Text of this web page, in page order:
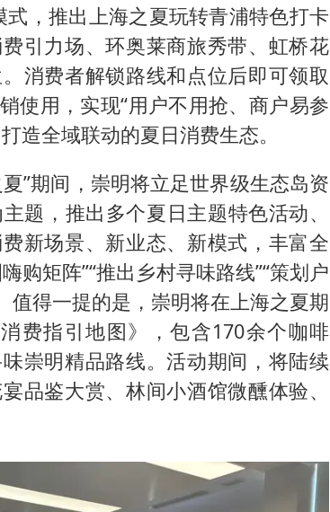
式，推出上海之夏玩转青浦特色打卡
引力场、环奥莱商旅秀带、虹桥花
消费者解锁路线和点位后即可领取
使用，实现“用户不用抢、商户易参
造全域联动的夏日消费生态。
”期间，崇明将立足世界级生态岛资
题，推出多个夏日主题特色活动、
新场景、新业态、新模式，丰富全
购矩阵”“推出乡村寻味路线”“策划户
值得一提的是，崇明将在上海之夏期
费指引地图》，包含170余个咖啡
崇明精品路线。活动期间，将陆续
品鉴大赏、林间小酒馆微醺体验、